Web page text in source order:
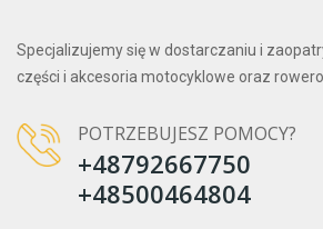
Specjalizujemy się w dostarczaniu i
części i akcesoria motocyklowe oraz
POTRZEBUJESZ POMOCY?
+48792667750
+48500464804